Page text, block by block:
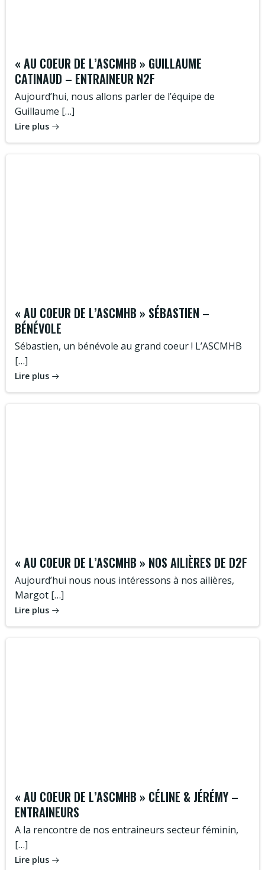
« AU COEUR DE L’ASCMHB » GUILLAUME
CATINAUD – ENTRAINEUR N2F
Aujourd’hui, nous allons parler de l’équipe de
Guillaume […]
Lire plus
« AU COEUR DE L’ASCMHB » SÉBASTIEN –
BÉNÉVOLE
Sébastien, un bénévole au grand coeur ! L’ASCMHB
[…]
Lire plus
« AU COEUR DE L’ASCMHB » NOS AILIÈRES DE D2F
Aujourd’hui nous nous intéressons à nos ailières,
Margot […]
Lire plus
« AU COEUR DE L’ASCMHB » CÉLINE & JÉRÉMY –
ENTRAINEURS
A la rencontre de nos entraineurs secteur féminin,
[…]
Lire plus